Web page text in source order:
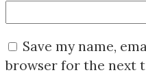
Save my name,
browser for the next